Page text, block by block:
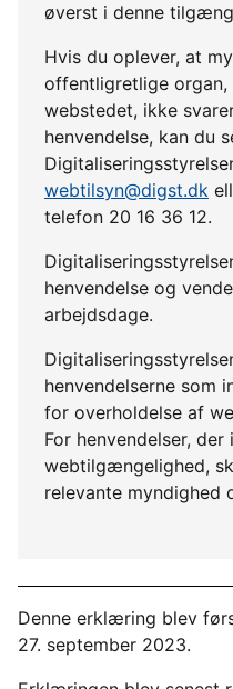
øverst i denne
Hvis du oplever, at
offentligretlige
webstedet, ikke
henvendelse, kan du
webtilsyn@digst.dk
telefon 20 16 36 12.
henvendelse og
arbejdsdage.
henvendelserne som
for overholdelse af
For henvendelser,
webtilgængelighed,
relevante myndighed
Denne erklæring blev
27. september 2023.